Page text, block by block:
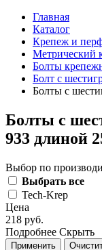
Главная
Каталог
Крепеж и
Метрический
Болты
Болт с
Болты с
Болты с
933 длиной
Выбор по
Выбрать все
Tech-Krep
Цена
218 руб.
Подробнее Скрыть